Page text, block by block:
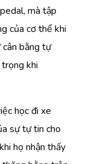
mà tập
của cơ thể khi
bằng tự
khi
học đi xe
sự tự tin cho
họ nhận thấy